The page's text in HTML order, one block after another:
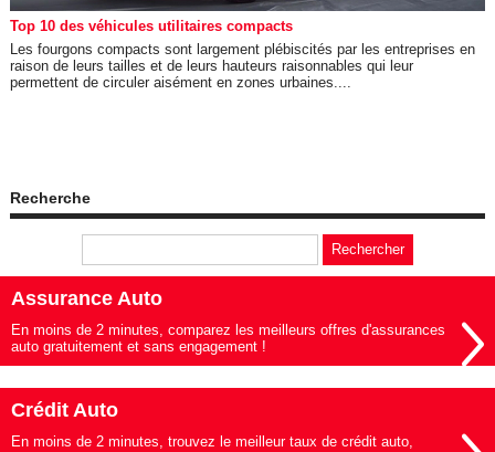
Top 10 des véhicules utilitaires compacts
Les fourgons compacts sont largement plébiscités par les entreprises en
raison de leurs tailles et de leurs hauteurs raisonnables qui leur
permettent de circuler aisément en zones urbaines....
Recherche
Assurance Auto
En moins de 2 minutes, comparez les meilleurs offres d'assurances
auto gratuitement et sans engagement !
Crédit Auto
En moins de 2 minutes, trouvez le meilleur taux de crédit auto,